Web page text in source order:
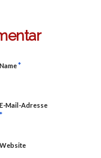
Name*
E-Mail-Adresse
*
Website